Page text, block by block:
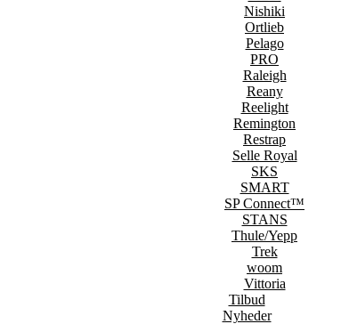
Nishiki
Ortlieb
Pelago
PRO
Raleigh
Reany
Reelight
Remington
Restrap
Selle Royal
SKS
SMART
SP Connect™
STANS
Thule/Yepp
Trek
woom
Vittoria
Tilbud
Nyheder